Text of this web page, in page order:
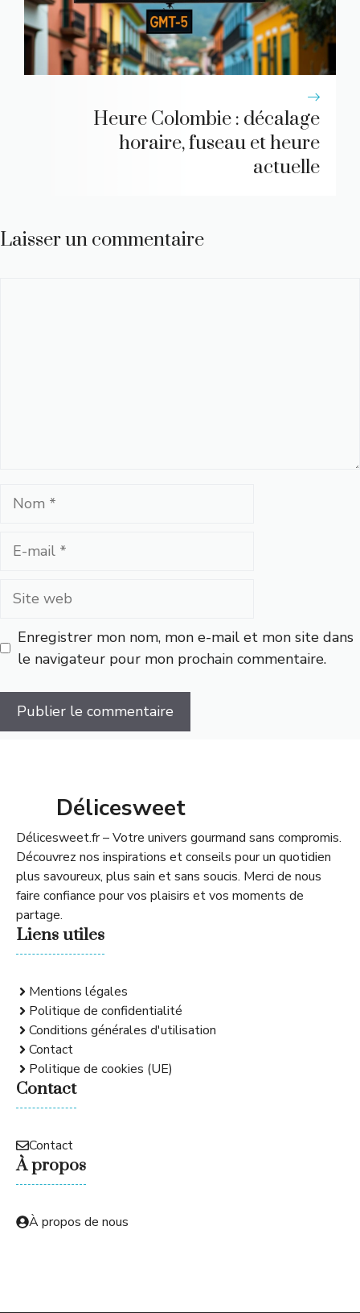
Heure Colombie : décalage
horaire, fuseau et heure
actuelle
Laisser un commentaire
Nom
Site
Enregistrer mon nom, mon e-mail et mon site dans
le navigateur pour mon prochain commentaire.
Délicesweet
Délicesweet.fr – Votre univers gourmand sans compromis.
Découvrez nos inspirations et conseils pour un quotidien
plus savoureux, plus sain et sans soucis. Merci de nous
faire confiance pour vos plaisirs et vos moments de
partage.
Liens utiles
Mentions légales
Politique de confidentialité
Conditions générales d'utilisation
Contact
Politique de cookies (UE)
Contact
Contact
À propos
À propos de nous